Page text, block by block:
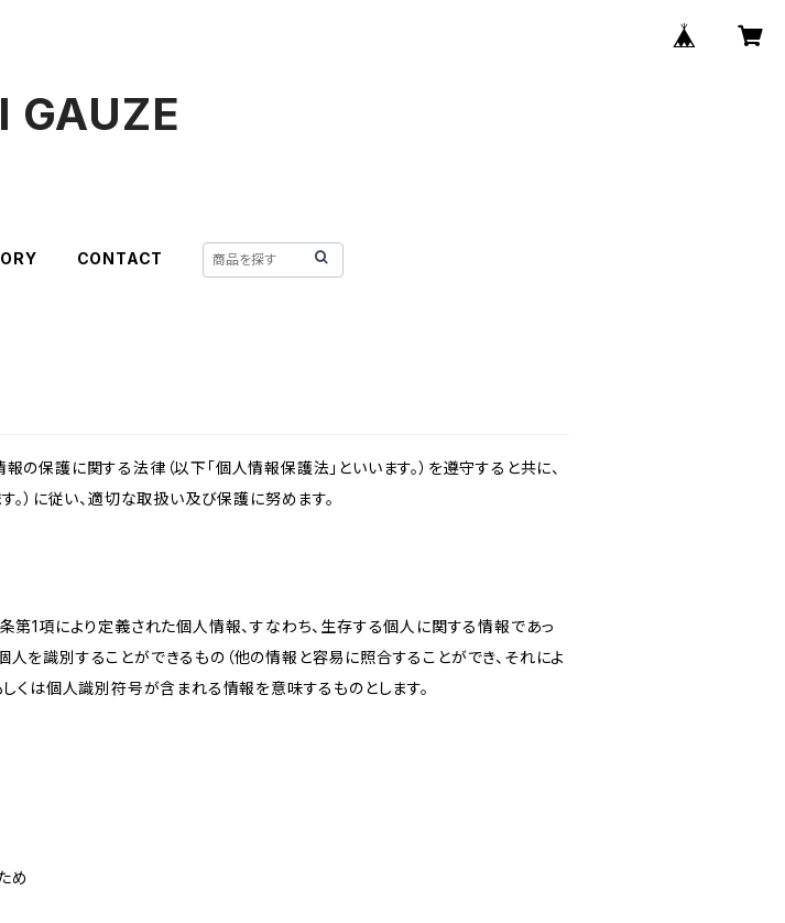
GAUZE
CONTACT
保護に関する法律（以下「個人情報保護法」といいます。）を遵守すると共に、
。）に従い、適切な取扱い及び保護に努めます。
1項により定義された個人情報、すなわち、生存する個人に関する情報であっ
を識別することができるもの（他の情報と容易に照合することができ、それによ
くは個人識別符号が含まれる情報を意味するものとします。
め